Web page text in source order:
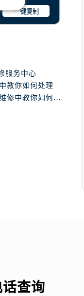
2326室（需提前预约）
一键复制
服务中心
教你如何处理
万国表带出现划痕怎么办？天津万国手表维修中教你如何处理
查询